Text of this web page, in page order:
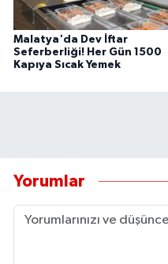
Malatya'da Dev İftar
Seferberliği! Her Gün 1500
Kapıya Sıcak Yemek
Yorumlar